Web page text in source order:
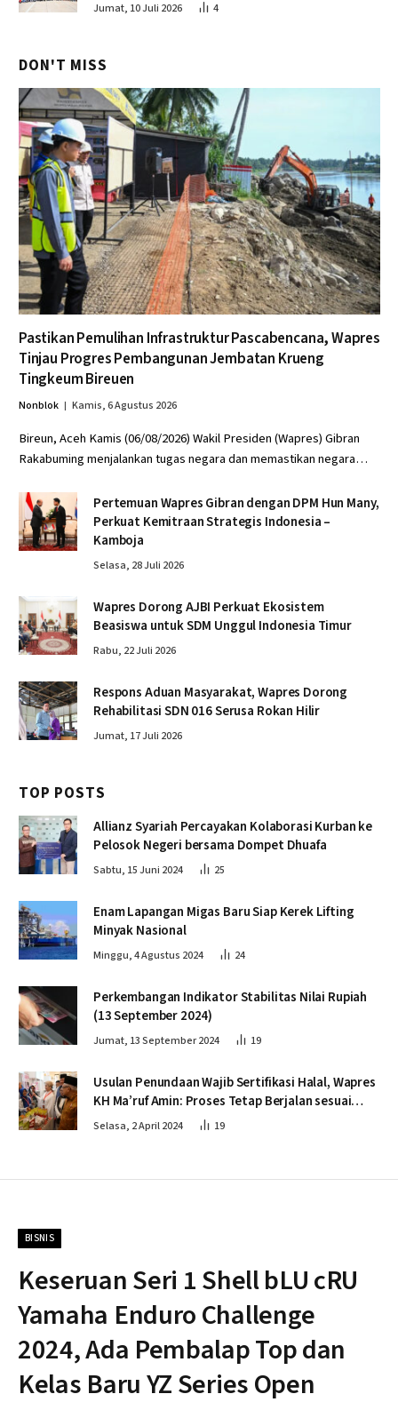
Jumat, 10 Juli 2026 4
DON'T MISS
Pastikan Pemulihan Infrastruktur Pascabencana, Wapres
Tinjau Progres Pembangunan Jembatan Krueng
Tingkeum Bireuen
Nonblok Kamis, 6 Agustus 2026
Bireun, Aceh Kamis (06/08/2026) Wakil Presiden (Wapres) Gibran
Rakabuming menjalankan tugas negara dan memastikan negara…
Pertemuan Wapres Gibran dengan DPM Hun Many,
Perkuat Kemitraan Strategis Indonesia –
Kamboja
Selasa, 28 Juli 2026
Wapres Dorong AJBI Perkuat Ekosistem
Beasiswa untuk SDM Unggul Indonesia Timur
Rabu, 22 Juli 2026
Respons Aduan Masyarakat, Wapres Dorong
Rehabilitasi SDN 016 Serusa Rokan Hilir
Jumat, 17 Juli 2026
TOP POSTS
Allianz Syariah Percayakan Kolaborasi Kurban ke
Pelosok Negeri bersama Dompet Dhuafa
Sabtu, 15 Juni 2024 25
Enam Lapangan Migas Baru Siap Kerek Lifting
Minyak Nasional
Minggu, 4 Agustus 2024 24
Perkembangan Indikator Stabilitas Nilai Rupiah
(13 September 2024)
Jumat, 13 September 2024 19
Usulan Penundaan Wajib Sertifikasi Halal, Wapres
KH Ma’ruf Amin: Proses Tetap Berjalan sesuai
Penahapan
Selasa, 2 April 2024 19
BISNIS
Keseruan Seri 1 Shell bLU cRU
Yamaha Enduro Challenge
2024, Ada Pembalap Top dan
Kelas Baru YZ Series Open